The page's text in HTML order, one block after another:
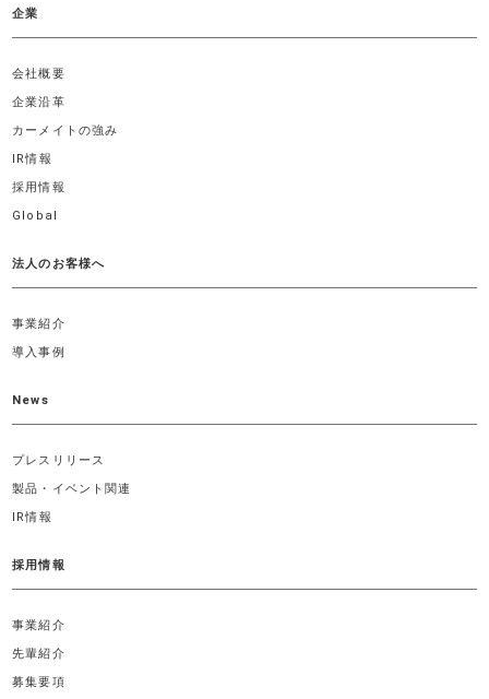
企業
会社概要
企業沿革
カーメイトの強み
IR情報
採用情報
Global
法人のお客様へ
事業紹介
導入事例
News
プレスリリース
製品・イベント関連
IR情報
採用情報
事業紹介
先輩紹介
募集要項